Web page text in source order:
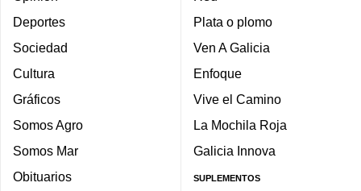
Deportes
Sociedad
Cultura
Gráficos
Somos Agro
Somos Mar
Obituarios
Plata o plomo
Ven A Galicia
Enfoque
Vive el Camino
La Mochila Roja
Galicia Innova
SUPLEMENTOS